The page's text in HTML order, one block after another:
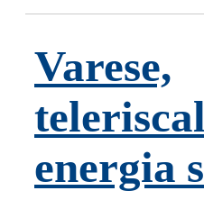
Varese,
energia